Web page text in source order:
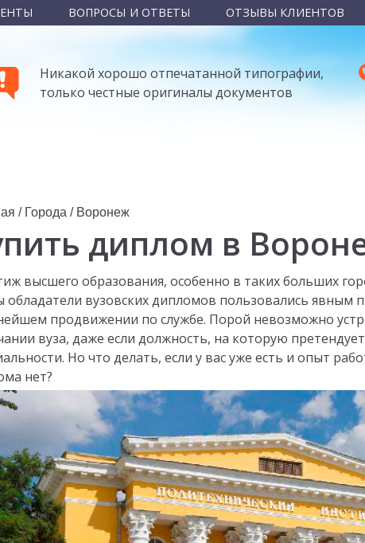
ВОПРОСЫ И ОТВЕТЫ ОТЗЫВЫ КЛИЕНТОВ
Никакой хорошо отпечатанной типографии,
только честные оригиналы документов
/ Города / Воронеж
диплом в
высшего образования, особенно в таких больших
обладатели вузовских дипломов пользовались явным
продвижении по службе. Порой невозможно
вуза, даже если должность, на которую
Но что делать, если у вас уже есть и опыт
нет?